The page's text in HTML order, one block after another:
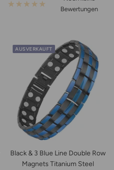
Bewertungen
AUSVERKAUFT
Black & 3 Blue Line Double Row
Magnets Titanium Steel